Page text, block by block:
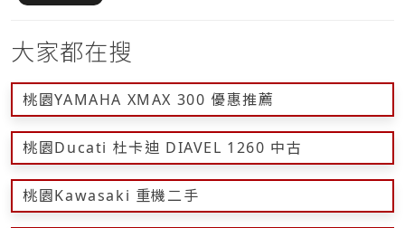
大家都在搜
桃園YAMAHA XMAX 300 優惠推薦
桃園Ducati 杜卡迪 DIAVEL 1260 中古
桃園Kawasaki 重機二手